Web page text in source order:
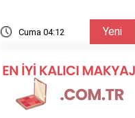
Cuma 04:12 Yeni